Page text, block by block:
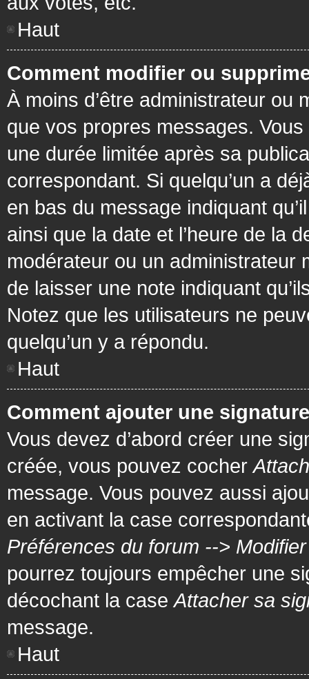
Haut
Comment modifier ou
À moins d’être administrateur ou
que vos propres messages.
une durée limitée après sa
correspondant. Si quelqu’un a
en bas du message indiquant
ainsi que la date et l’heure de la
modérateur ou un administrateur
de laisser une note indiquant
Notez que les utilisateurs ne
quelqu’un y a répondu.
Haut
Comment ajouter une
Vous devez d’abord créer une
créée, vous pouvez cocher
message. Vous pouvez aussi
en activant la case
Préférences du forum -->
pourrez toujours empêcher une
décochant la caseAttacher sa
message.
Haut